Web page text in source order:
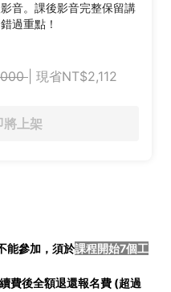
音。課後影音完整保留講
過重點！
| 現省NT$2,112
將上架
能參加，須於課程開始7個工
費後全額退還報名費 (超過